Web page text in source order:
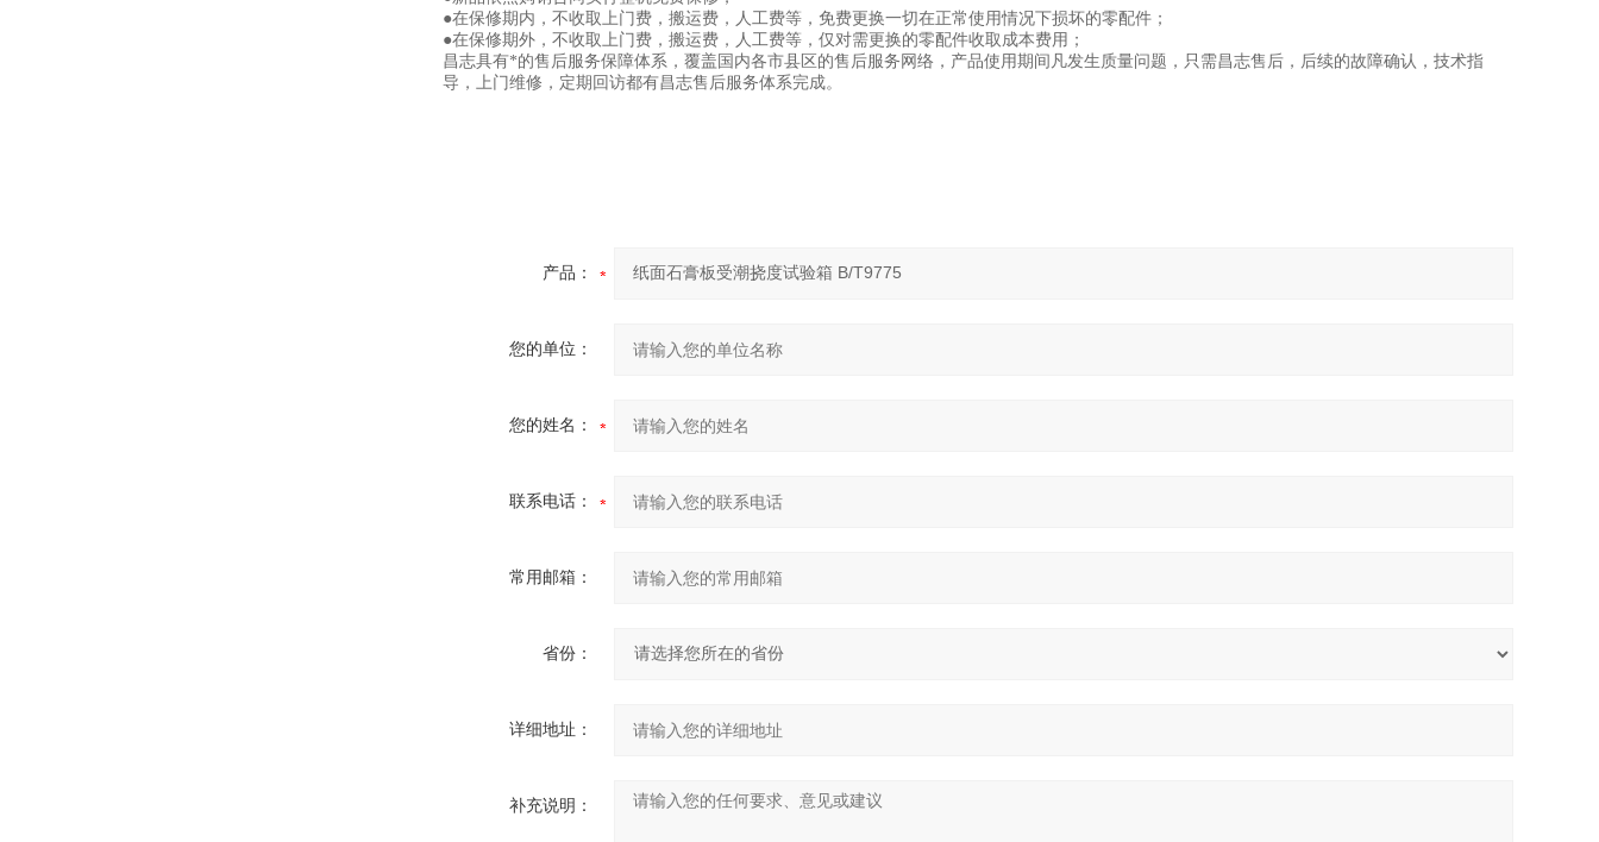
●在保修期内，不收取上门费，搬运费，人工费等，免费更换一切在正常使用情况下损坏的零配件；
●在保修期外，不收取上门费，搬运费，人工费等，仅对需更换的零配件收取成本费用；
昌志具有*的售后服务保障体系，覆盖国内各市县区的售后服务网络，产品使用期间凡发生质量问题，只需昌志售后，后续的故障确认，技术指
导，上门维修，定期回访都有昌志售后服务体系完成。
产品：
您的单位：
您的姓名：
联系电话：
常用邮箱：
省份：
详细地址：
补充说明：